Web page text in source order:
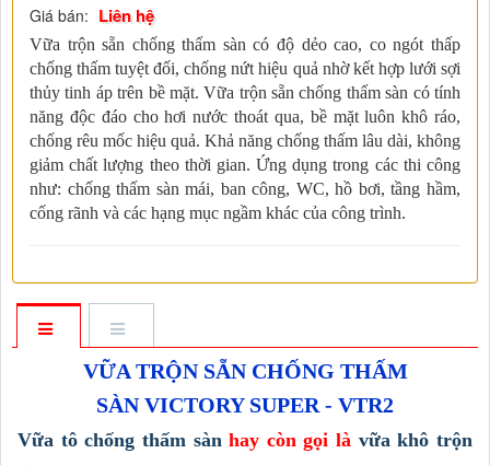
Giá bán: Liên hệ
Vữa trộn sẵn chống thấm sàn có độ dẻo cao, co ngót thấp
chống thấm tuyệt đối, chống nứt hiệu quả nhờ kết hợp lưới sợi
thủy tinh áp trên bề mặt. Vữa trộn sẵn chống thấm sàn có tính
năng độc đáo cho hơi nước thoát qua, bề mặt luôn khô ráo,
chống rêu mốc hiệu quả. Khả năng chống thấm lâu dài, không
giảm chất lượng theo thời gian. Ứng dụng trong các thi công
như: chống thấm sàn mái, ban công, WC, hồ bơi, tầng hầm,
cống rãnh và các hạng mục ngầm khác của công trình.
VỮA TRỘN SẴN CHỐNG THẤM
SÀN VICTORY SUPER - VTR2
Vữa tô chống thấm sànhay còn gọi là vữa khô trộn